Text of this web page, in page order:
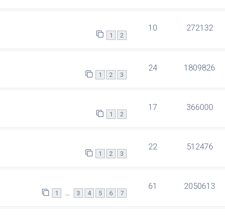
1 2
10 272132
1 2 3
24 1809826
1 2
17 366000
1 2 3
22 512476
1 … 3 4 5 6 7
61 2050613